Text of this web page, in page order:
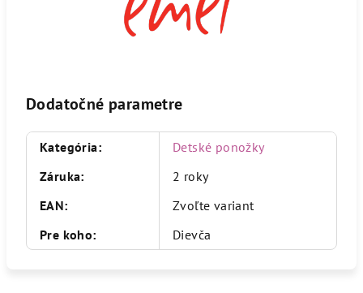
Dodatočné parametre
Kategória:
Detské ponožky
Záruka:
2 roky
EAN:
Zvoľte variant
Pre koho: Dievča